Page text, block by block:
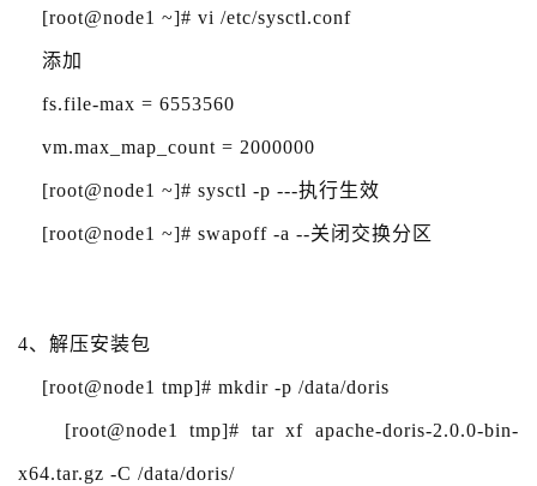
[root@node1 ~]# vi /etc/sysctl.conf
添加
fs.file-max = 6553560
vm.max_map_count = 2000000
[root@node1 ~]# sysctl -p ---执行生效
[root@node1 ~]# swapoff -a --关闭交换分区
4、解压安装包
[root@node1 tmp]# mkdir -p /data/doris
[root@node1 tmp]# tar xf apache-doris-2.0.0-bin-
x64.tar.gz -C /data/doris/